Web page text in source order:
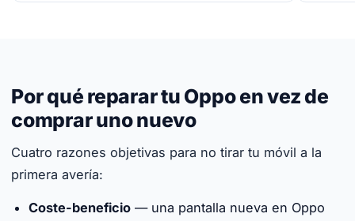
Por qué reparar tu Oppo en vez de
comprar uno nuevo
Cuatro razones objetivas para no tirar tu móvil a la
primera avería:
Coste-beneficio — una pantalla nueva en Oppo